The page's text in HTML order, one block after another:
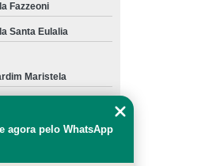
São Paulo
São Paulo
Grande São Paulo
Fazzeoni
Santa Eulalia
Maristela
Jaraguá
agora pelo WhatsApp